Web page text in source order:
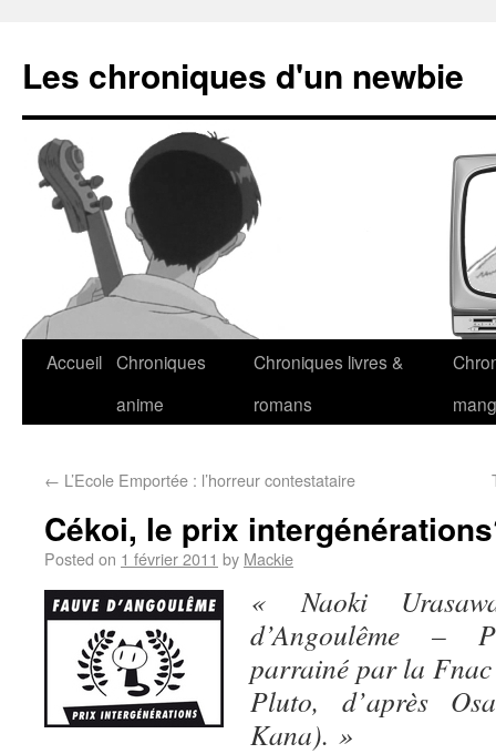
Les chroniques d'un newbie
Accueil Chroniques
anime
Chroniques livres &
romans
← L’Ecole Emportée : l’horreur contestataire
Cékoi, le prix
Posted on 1 février 2011 by Mackie
« Naoki
d’Angoulême –
parrainé par la Fnac
Pluto, d’après
Kana). »